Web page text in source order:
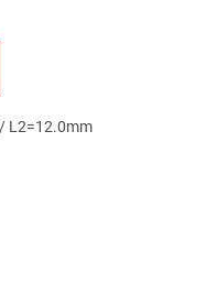
L2=12.0mm